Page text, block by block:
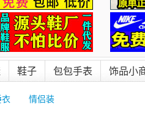
鞋子 包包手表 饰品小
衣 情侣装